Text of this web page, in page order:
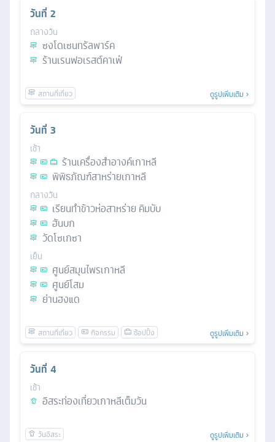
วันที่ 2
กลางวัน
ซงโดเซนทรัลพาร์ค
ร้านเรนฟอเรสต์คาเฟ่
ดูรูปเพิ่มเติม
วันที่ 3
เช้า
ร้านเครื่องสำอางค์เกาหลี
พิพิธภัณฑ์สาหร่ายเกาหลี
กลางวัน
เรียนทำข้าวห่อสาหร่าย คิมบับ
ฮันบก
วัดโซเกซา
เย็น
ศูนย์สมุนไพรเกาหลี
ศูนย์โสม
ย่านฮงแด
ดูรูปเพิ่มเติม
วันที่ 4
เช้า
อิสระท่องเที่ยวเกาหลีเต็มวัน
ดูรูปเพิ่มเติม